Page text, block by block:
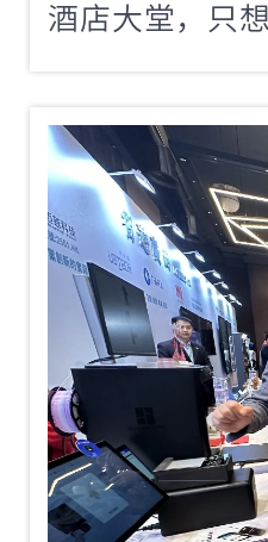
酒店大堂，只
——根据酒店行
平均耗时大约
峰期，排队等
自助办理入住
能会让你吃惊